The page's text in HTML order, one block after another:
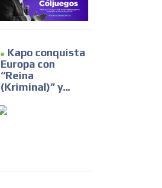
Kapo conquista
Europa con
“Reina
(Kriminal)” y...